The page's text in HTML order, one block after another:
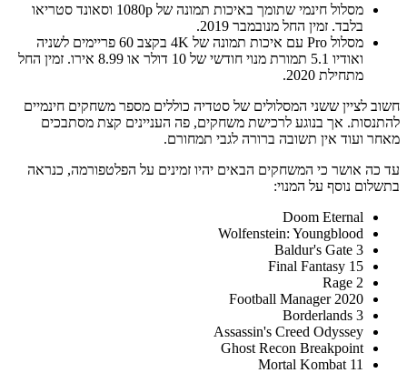
מסלול חינמי שתומך באיכות תמונה של 1080p וסאונד סטריאו
בלבד. זמין החל מנובמבר 2019.
מסלול Pro עם איכות תמונה של 4K בקצב 60 פריימים לשניה
ואודיו 5.1 תמורת מנוי חודשי של 10 דולר או 8.99 אירו. זמין החל
מתחילת 2020.
חשוב לציין ששני המסלולים של סטדיה כוללים מספר משחקים חינמיים
להתנסות. אך בנוגע לרכישת משחקים, פה העניינים קצת מסתבכים
מאחר ועוד אין תשובה ברורה לגבי תמחורם.
עד כה אושר כי המשחקים הבאים יהיו זמינים על הפלטפורמה, כנראה
בתשלום נוסף על המנוי:
Doom Eternal
Wolfenstein: Youngblood
Baldur's Gate 3
Final Fantasy 15
Rage 2
Football Manager 2020
Borderlands 3
Assassin's Creed Odyssey
Ghost Recon Breakpoint
Mortal Kombat 11